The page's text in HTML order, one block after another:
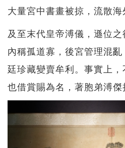
大量宮中書畫被掠，流散海
及至末代皇帝溥儀，遜位
內稱孤道寡，後宮管理混
廷珍藏變賣牟利。事實上
也借賞賜為名，著胞弟溥傑